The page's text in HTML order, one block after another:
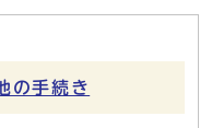
の手続き